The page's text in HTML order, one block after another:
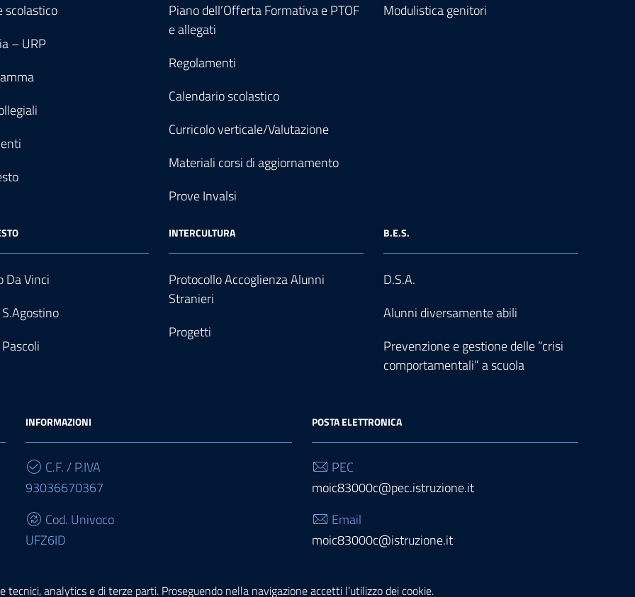
tecnici, analytics e di terze parti. Proseguendo nella navigazione accetti l’utilizzo dei cookie.
scolastico
– URP
Piano dell’Offerta Formativa e PTOF
e allegati
Regolamenti
Calendario scolastico
Curricolo verticale/Valutazione
Materiali corsi di aggiornamento
Prove Invalsi
Modulistica genitori
Da Vinci
INTERCULTURA
Protocollo Accoglienza Alunni
Stranieri
Progetti
B.E.S.
D.S.A.
Alunni diversamente abili
Prevenzione e gestione delle “crisi
comportamentali” a scuola
INFORMAZIONI
C.F. / P.IVA
93036670367
Cod. Univoco
UFZ6ID
IT68E0503467010000000015950
POSTA ELETTRONICA
PEC
moic83000c@pec.istruzione.it
Email
moic83000c@istruzione.it